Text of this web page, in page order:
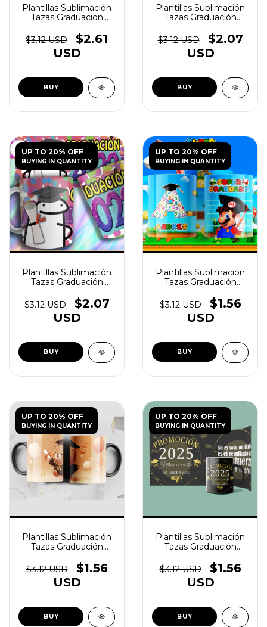
Plantillas Sublimación
Tazas Graduación
- (copia) - (copia) -
(copia) - (copia)
$3.12 USD
$2.61
USD
Plantillas Sublimación
Tazas Graduación
- (copia) - (copia) -
(copia) - (copia) -
(copia) - (copia)
$3.12 USD
$2.07
USD
UP TO 20% OFF
BUYING IN QUANTITY
Plantillas Sublimación
Tazas Graduación
- (copia) - (copia) -
(copia) - (copia)
$3.12 USD
$2.07
USD
UP TO 20% OFF
BUYING IN QUANTITY
Plantillas Sublimación
Tazas Graduación
- (copia) - (copia) -
(copia) - (copia) -
(copia)
$3.12 USD
$1.56
USD
UP TO 20% OFF
BUYING IN QUANTITY
Plantillas Sublimación
Tazas Graduación
- (copia) - (copia) -
(copia) - (copia) -
(copia) - (copia) -
$3.12 USD
$1.56
USD
UP TO 20% OFF
BUYING IN QUANTITY
Plantillas Sublimación
Tazas Graduación
- (copia) - (copia) -
(copia) - (copia) -
(copia) - (copia)
$3.12 USD
$1.56
USD